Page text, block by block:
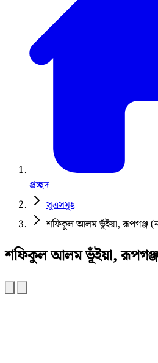
প্রচ্ছদ
সূত্রসমূহ
শফিকুল আলম ভূঁইয়া, রূপগঞ্জ
শফিকুল আলম ভূঁইয়া, রূপগঞ্জ